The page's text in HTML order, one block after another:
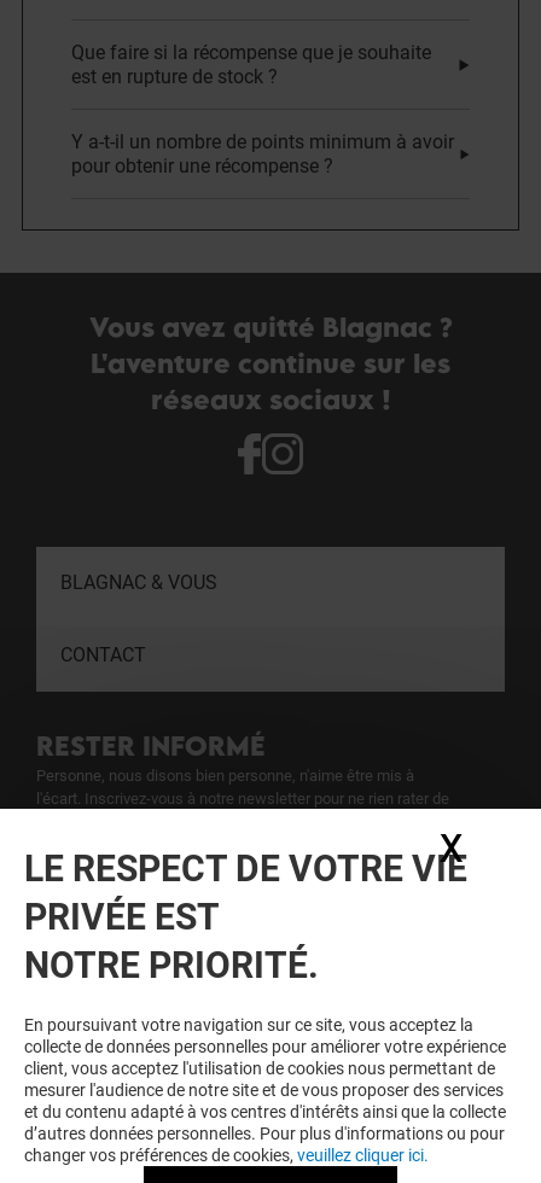
Que faire si la récompense que je souhaite
est en rupture de stock ?
Y a-t-il un nombre de points minimum à avoir
pour obtenir une récompense ?
Vous avez quitté Blagnac ?
L'aventure continue sur les
réseaux sociaux !
BLAGNAC & VOUS
CONTACT
RESTER INFORMÉ
Personne, nous disons bien personne, n'aime être mis à
l'écart. Inscrivez-vous à notre newsletter pour ne rien rater de
Voir notre politique de protection des
données personelles.
FIDELE
Devenez membre de Blagnac & Moi pour bénéficier
d'avantages, d'offres et de services exclusifs dans
votre Centre Commercial Blagnac et chez nos
partenaires.
LE RESPECT DE VOTRE VIE
PRIVÉE EST
NOTRE PRIORITÉ.
En poursuivant votre navigation sur ce site, vous acceptez la
collecte de données personnelles pour améliorer votre expérience
client, vous acceptez l'utilisation de cookies nous permettant de
mesurer l'audience de notre site et de vous proposer des services
et du contenu adapté à vos centres d'intérêts ainsi que la collecte
d’autres données personnelles. Pour plus d'informations ou pour
changer vos préférences de cookies, veuillez cliquer ici.
X